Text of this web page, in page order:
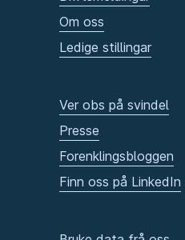
Om oss
Ledige stillingar
Ver obs på svindel
Presse
Forenklingsbloggen
Finn oss på LinkedIn